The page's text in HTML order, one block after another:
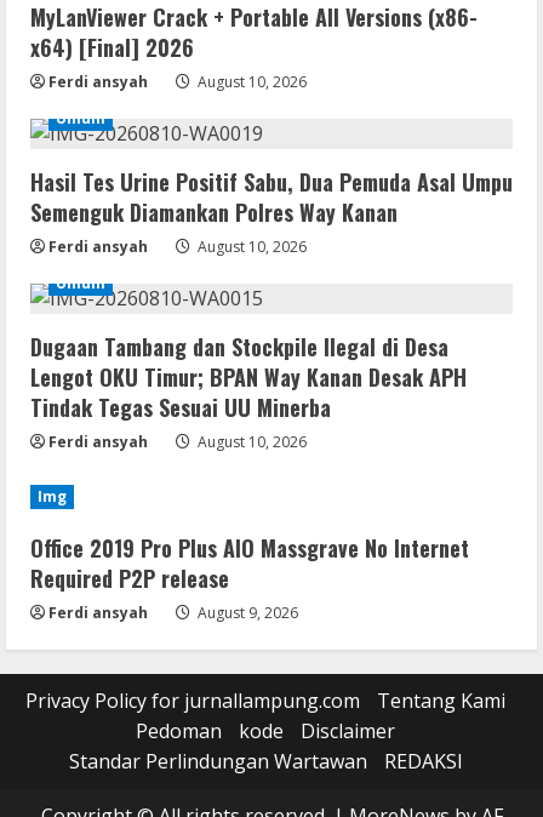
MyLanViewer Crack + Portable All Versions (x86-
x64) [Final] 2026
Ferdi ansyah
August 10, 2026
Umum
Hasil Tes Urine Positif Sabu, Dua Pemuda Asal Umpu
Semenguk Diamankan Polres Way Kanan
Ferdi ansyah
August 10, 2026
Umum
Dugaan Tambang dan Stockpile Ilegal di Desa
Lengot OKU Timur; BPAN Way Kanan Desak APH
Tindak Tegas Sesuai UU Minerba
Ferdi ansyah August 10, 2026
Img
Office 2019 Pro Plus AIO Massgrave No Internet
Required P2P release
Ferdi ansyah August 9, 2026
Privacy Policy for jurnallampung.com
Tentang Kami
Pedoman
kode
Disclaimer
Standar Perlindungan Wartawan
REDAKSI